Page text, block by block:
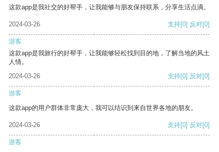
这款app是我社交的好帮手，让我能够与朋友保持联系，分享生活点滴。
2024-03-26 支持[0] 反对[0]
游客
这款app是我旅行的好帮手，让我能够轻松找到目的地，了解当地的风土
人情。
2024-03-26
支持[0] 反对[0]
游客
这款app的用户群体非常庞大，我可以结识到来自世界各地的朋友。
2024-03-26 支持[0] 反对[0]
游客